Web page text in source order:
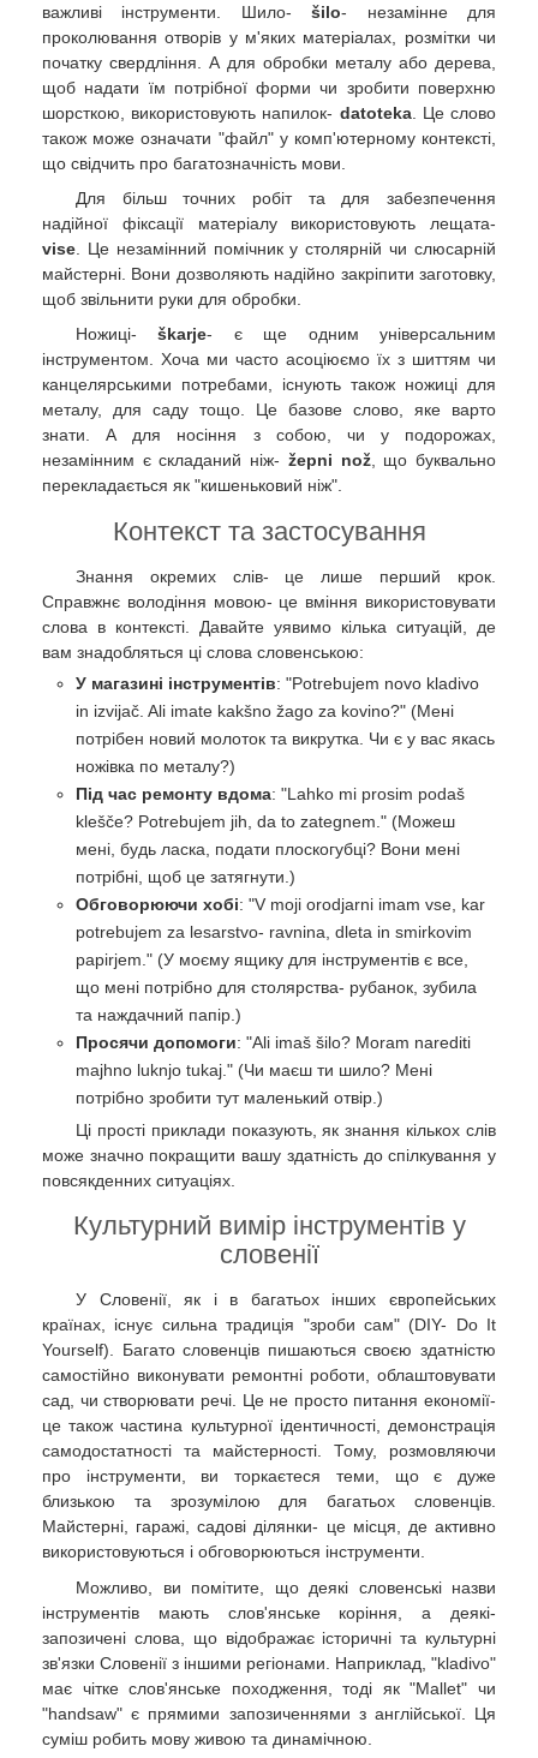
важливі інструменти. Шило-šilo- незамінне для
проколювання отворів у м'яких матеріалах, розмітки чи
початку свердління. А для обробки металу або дерева,
щоб надати їм потрібної форми чи зробити поверхню
шорсткою, використовують напилок- datoteka. Це слово
також може означати "файл" у комп'ютерному контексті,
що свідчить про багатозначність мови.
Для більш точних робіт та для забезпечення
надійної фіксації матеріалу використовують лещата-
vise . Це незамінний помічник у столярній чи слюсарній
майстерні. Вони дозволяють надійно закріпити заготовку,
щоб звільнити руки для обробки.
Ножиці-škarje- є ще одним універсальним
інструментом. Хоча ми часто асоціюємо їх з шиттям чи
канцелярськими потребами, існують також ножиці для
металу, для саду тощо. Це базове слово, яке варто
знати. А для носіння з собою, чи у подорожах,
незамінним є складаний ніж- žepni nož, що буквально
перекладається як "кишеньковий ніж".
Контекст та застосування
Знання окремих слів- це лише перший крок.
Справжнє володіння мовою- це вміння використовувати
слова в контексті. Давайте уявимо кілька ситуацій, де
вам знадобляться ці слова словенською:
У магазині інструментів: "Potrebujem novo kladivo
in izvijač. Ali imate kakšno žago za kovino?" (Мені
потрібен новий молоток та викрутка. Чи є у вас якась
ножівка по металу?)
Під час ремонту вдома: "Lahko mi prosim podaš
klešče? Potrebujem jih, da to zategnem." (Можеш
мені, будь ласка, подати плоскогубці? Вони мені
потрібні, щоб це затягнути.)
Обговорюючи хобі: "V moji orodjarni imam vse, kar
potrebujem za lesarstvo- ravnina, dleta in smirkovim
papirjem." (У моєму ящику для інструментів є все,
що мені потрібно для столярства- рубанок, зубила
та наждачний папір.)
Просячи допомоги: "Ali imaš šilo? Moram narediti
majhno luknjo tukaj." (Чи маєш ти шило? Мені
потрібно зробити тут маленький отвір.)
Ці прості приклади показують, як знання кількох слів
може значно покращити вашу здатність до спілкування у
повсякденних ситуаціях.
Культурний вимір інструментів у
словенії
У Словенії, як і в багатьох інших європейських
країнах, існує сильна традиція "зроби сам" (DIY- Do It
Yourself). Багато словенців пишаються своєю здатністю
самостійно виконувати ремонтні роботи, облаштовувати
сад, чи створювати речі. Це не просто питання економії-
це також частина культурної ідентичності, демонстрація
самодостатності та майстерності. Тому, розмовляючи
про інструменти, ви торкаєтеся теми, що є дуже
близькою та зрозумілою для багатьох словенців.
Майстерні, гаражі, садові ділянки- це місця, де активно
використовуються і обговорюються інструменти.
Можливо, ви помітите, що деякі словенські назви
інструментів мають слов'янське коріння, а деякі-
запозичені слова, що відображає історичні та культурні
зв'язки Словенії з іншими регіонами. Наприклад, "kladivo"
має чітке слов'янське походження, тоді як "Mallet" чи
"handsaw" є прямими запозиченнями з англійської. Ця
суміш робить мову живою та динамічною.